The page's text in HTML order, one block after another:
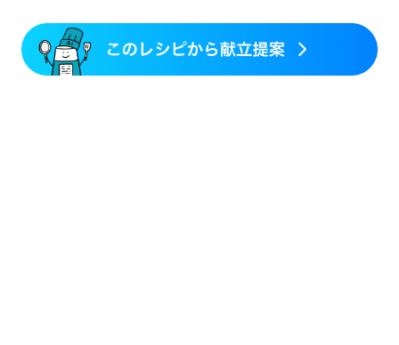
味の感じ方が変わった
妊婦健診・体重増加が気になる（初期）
妊婦健診・血圧が気になる（初期）